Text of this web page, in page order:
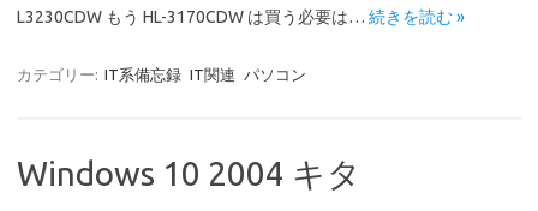
L3230CDW もう HL-3170CDW は買う必要は… 続きを読む »
カテゴリー: IT系備忘録 IT関連 パソコン
Windows 10 2004 キタ